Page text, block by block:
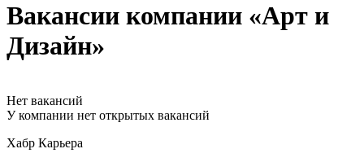
Вакансии компании «Арт и
Дизайн»
Нет вакансий
У компании нет открытых вакансий
Хабр Карьера